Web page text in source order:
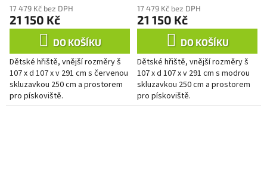
17 479 Kč bez DPH
21 150 Kč
DO KOŠÍKU
Dětské hřiště, vnější rozměry š
107 x d 107 x v 291 cm s červenou
skluzavkou 250 cm a prostorem
pro pískoviště.
17 479 Kč bez DPH
21 150 Kč
DO KOŠÍKU
Dětské hřiště, vnější rozměry š
107 x d 107 x v 291 cm s modrou
skluzavkou 250 cm a prostorem
pro pískoviště.